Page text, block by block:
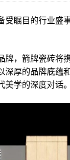
瞩目的行业盛
，箭牌瓷砖将
厚的品牌底蕴
学的深度对话。